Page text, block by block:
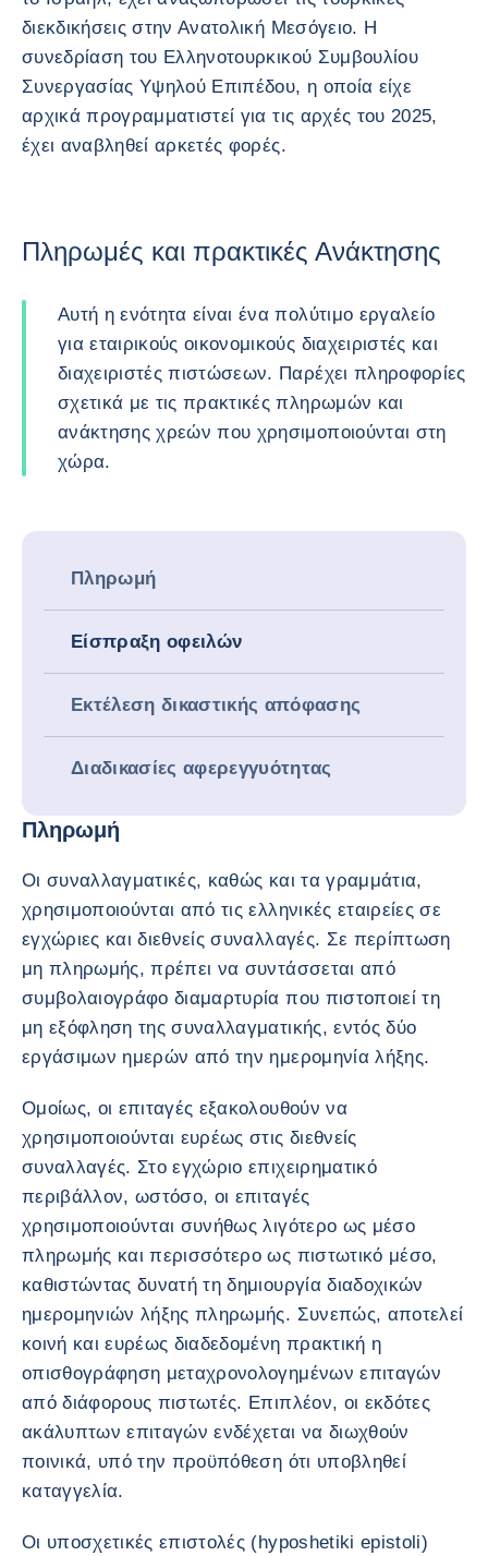
διεκδικήσεις στην Ανατολική Μεσόγειο. Η
συνεδρίαση του Ελληνοτουρκικού Συμβουλίου
Συνεργασίας Υψηλού Επιπέδου, η οποία είχε
αρχικά προγραμματιστεί για τις αρχές του 2025,
έχει αναβληθεί αρκετές φορές.
Πληρωμές και πρακτικές Ανάκτησης
Αυτή η ενότητα είναι ένα πολύτιμο εργαλείο
για εταιρικούς οικονομικούς διαχειριστές και
διαχειριστές πιστώσεων. Παρέχει πληροφορίες
σχετικά με τις πρακτικές πληρωμών και
ανάκτησης χρεών που χρησιμοποιούνται στη
χώρα.
Πληρωμή
Είσπραξη οφειλών
Εκτέλεση δικαστικής απόφασης
Διαδικασίες αφερεγγυότητας
Πληρωμή
Οι συναλλαγματικές, καθώς και τα γραμμάτια,
χρησιμοποιούνται από τις ελληνικές εταιρείες σε
εγχώριες και διεθνείς συναλλαγές. Σε περίπτωση
μη πληρωμής, πρέπει να συντάσσεται από
συμβολαιογράφο διαμαρτυρία που πιστοποιεί τη
μη εξόφληση της συναλλαγματικής, εντός δύο
εργάσιμων ημερών από την ημερομηνία λήξης.
Ομοίως, οι επιταγές εξακολουθούν να
χρησιμοποιούνται ευρέως στις διεθνείς
συναλλαγές. Στο εγχώριο επιχειρηματικό
περιβάλλον, ωστόσο, οι επιταγές
χρησιμοποιούνται συνήθως λιγότερο ως μέσο
πληρωμής και περισσότερο ως πιστωτικό μέσο,
καθιστώντας δυνατή τη δημιουργία διαδοχικών
ημερομηνιών λήξης πληρωμής. Συνεπώς, αποτελεί
κοινή και ευρέως διαδεδομένη πρακτική η
οπισθογράφηση μεταχρονολογημένων επιταγών
από διάφορους πιστωτές. Επιπλέον, οι εκδότες
ακάλυπτων επιταγών ενδέχεται να διωχθούν
ποινικά, υπό την προϋπόθεση ότι υποβληθεί
καταγγελία.
Οι υποσχετικές επιστολές (hyposhetiki epistoli)